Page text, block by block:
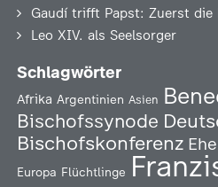
Gaudí trifft Papst: Zuerst die
Leo XIV. als Seelsorger
Schlagwörter
Afrika Argentinien Asien
Bischofssynode
Bischofskonferenz
Europa Flüchtlinge